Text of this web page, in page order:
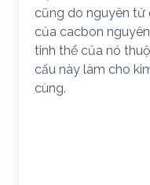
cũng do nguyên tử
của cacbon
tinh thể của nó
cấu này làm cho
cùng.